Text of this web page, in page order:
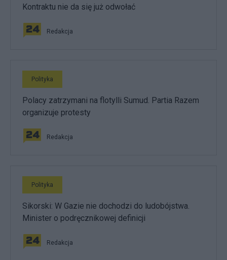
Kontraktu nie da się już odwołać
Redakcja
Polityka
Polacy zatrzymani na flotylli Sumud. Partia Razem
organizuje protesty
Redakcja
Polityka
Sikorski: W Gazie nie dochodzi do ludobójstwa.
Minister o podręcznikowej definicji
Redakcja